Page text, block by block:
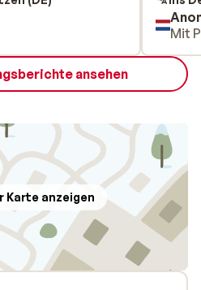
Mit
ansehen
Karte anzeigen